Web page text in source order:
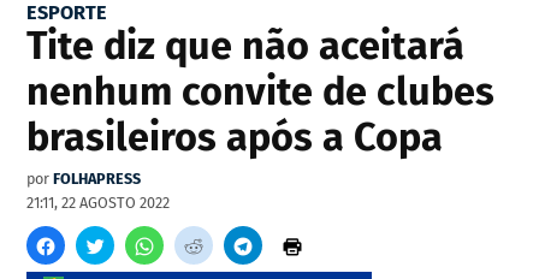
ESPORTE
Tite diz que não aceitará
nenhum convite de clubes
brasileiros após a Copa
por FOLHAPRESS
21:11, 22 AGOSTO 2022